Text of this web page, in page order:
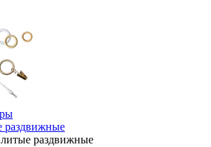
раздвижные
раздвижные